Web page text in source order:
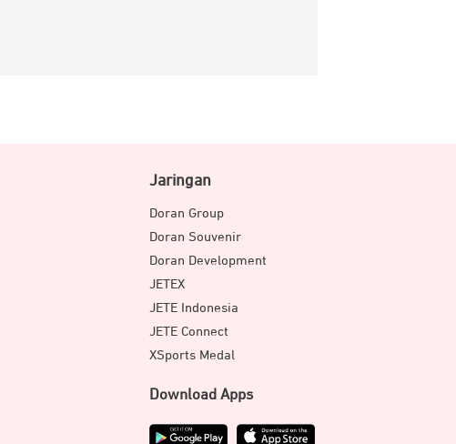
Jaringan
Doran Group
Doran Souvenir
Doran Development
JETEX
JETE Indonesia
JETE Connect
XSports Medal
Download Apps